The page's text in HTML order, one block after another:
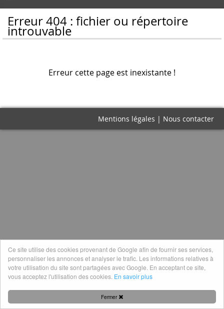
Erreur 404 : fichier ou répertoire
introuvable
Erreur cette page est inexistante !
Mentions légales | Nous contacter
Fermer
Ce site utilise des cookies provenant de Google afin de fournir ses services,
personnaliser les annonces et analyser le trafic. Les informations relatives à
votre utilisation du site sont partagées avec Google. En acceptant ce site,
vous acceptez l'utilisation des cookies. En savoir plus